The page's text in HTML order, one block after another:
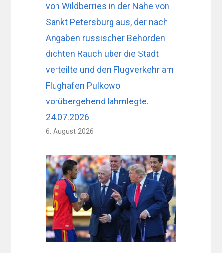
von Wildberries in der Nähe von
Sankt Petersburg aus, der nach
Angaben russischer Behörden
dichten Rauch über die Stadt
verteilte und den Flugverkehr am
Flughafen Pulkowo
vorübergehend lahmlegte.
24.07.2026
6. August 2026